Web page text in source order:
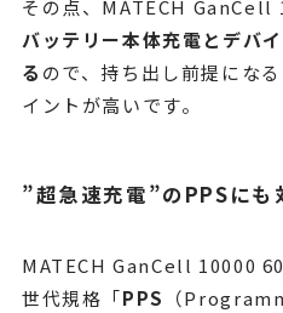
その点、MATECH GanCell
バッテリー本体充電とデバ
る ので、持ち出し前提にな
イントが高いです。
”超急速充電”のPPSにも
MATECH GanCell 10000
世代規格「PPS
（